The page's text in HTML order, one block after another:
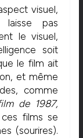
visuel,
pas
le visuel,
soit
le film ait
et même
comme
de 1987,
films se
(sourires).